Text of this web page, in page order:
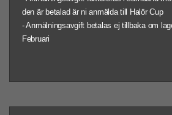
den är betalad är ni anmälda till Halör Cup
- Anmälningsavgift betalas ej tillbaka om
Februari